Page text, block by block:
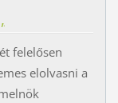
felelősen
elolvasni a